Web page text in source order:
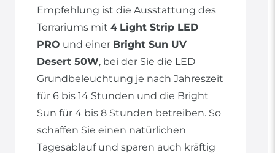
Empfehlung ist die Ausstattung des
Terrariums mit 4 Light Strip LED
PRO und einer Bright Sun UV
Desert 50W, bei der Sie die LED
Grundbeleuchtung je nach Jahreszeit
für 6 bis 14 Stunden und die Bright
Sun für 4 bis 8 Stunden betreiben. So
schaffen Sie einen natürlichen
Tagesablauf und sparen auch kräftig